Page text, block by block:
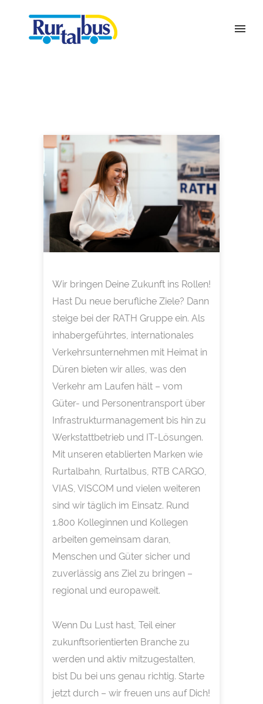
Wir bringen Deine Zukunft ins Rollen!
Hast Du neue berufliche Ziele? Dann
steige bei der RATH Gruppe ein. Als
inhabergeführtes, internationales
Verkehrsunternehmen mit Heimat in
Düren bieten wir alles, was den
Verkehr am Laufen hält – vom
Güter- und Personentransport über
Infrastrukturmanagement bis hin zu
Werkstattbetrieb und IT-Lösungen.
Mit unseren etablierten Marken wie
Rurtalbahn, Rurtalbus, RTB CARGO,
VIAS, VISCOM und vielen weiteren
sind wir täglich im Einsatz. Rund
1.800 Kolleginnen und Kollegen
arbeiten gemeinsam daran,
Menschen und Güter sicher und
zuverlässig ans Ziel zu bringen –
regional und europaweit.
Wenn Du Lust hast, Teil einer
zukunftsorientierten Branche zu
werden und aktiv mitzugestalten,
bist Du bei uns genau richtig. Starte
jetzt durch – wir freuen uns auf Dich!